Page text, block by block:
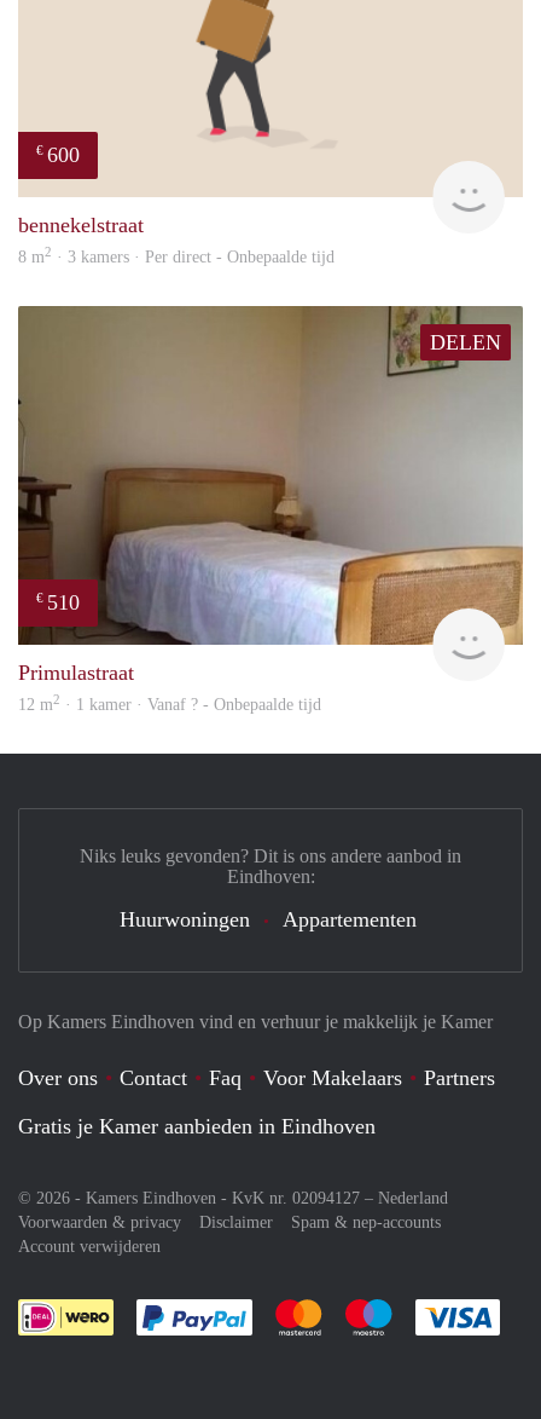
€ 600
bennekelstraat
8 m2 · 3 kamers · Per direct - Onbepaalde tijd
DELEN
€ 510
Primulastraat
12 m2 · 1 kamer · Vanaf ? - Onbepaalde tijd
Op Kamers Eindhoven vind en verhuur je makkelijk je Kamer
Over ons Contact Faq Voor Makelaars
Partners
Gratis je Kamer aanbieden in Eindhoven
© 2026 - Kamers Eindhoven - KvK nr. 02094127 – Nederland
Voorwaarden & privacy
Disclaimer
Spam & nep-accounts
Account verwijderen
Je rekent gemakkelijk af met Paypal
Je rekent gemakkelijk af met
Je rekent
Niks leuks gevonden? Dit is ons andere aanbod in
Eindhoven:
Huurwoningen Appartementen